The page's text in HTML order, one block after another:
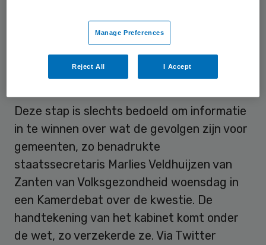
wet voor te leggen aan de Europese
‘Juiste uitkomst’
Deze stap is slechts bedoeld om informatie
in te winnen over wat de gevolgen zijn voor
gemeenten, zo benadrukte
staatssecretaris Marlies Veldhuijzen van
Zanten van Volksgezondheid woensdag in
een Kamerdebat over de kwestie. De
handtekening van het kabinet komt onder
de wet, zo verzekerde ze. Via Twitter
Manage Preferences
Reject All I Accept